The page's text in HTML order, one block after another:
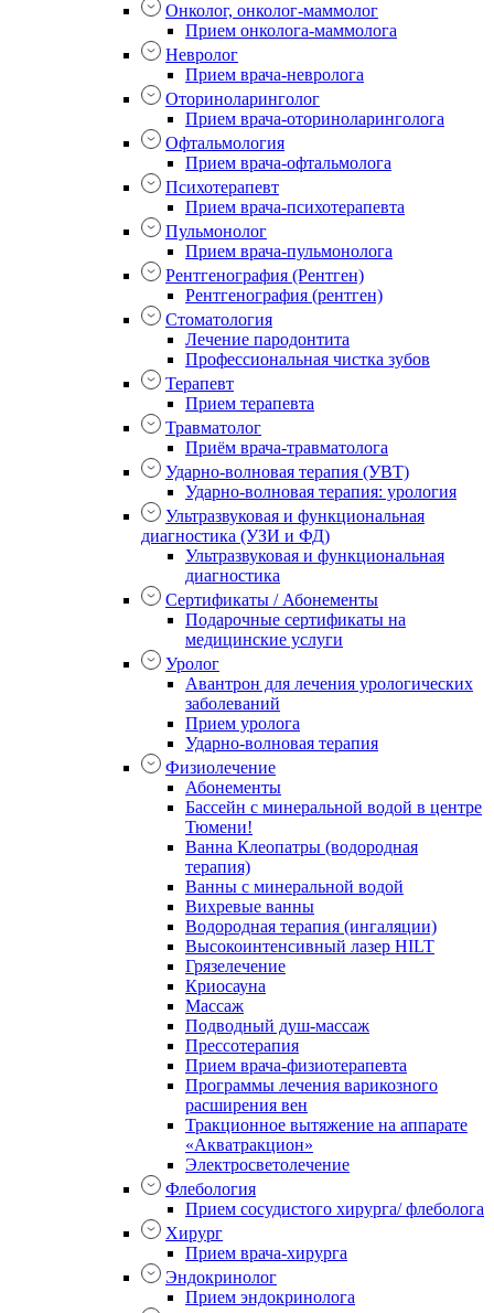
Онколог, онколог-маммолог
Прием онколога-маммолога
Невролог
Прием врача-невролога
Оториноларинголог
Прием врача-оториноларинголога
Офтальмология
Прием врача-офтальмолога
Психотерапевт
Прием врача-психотерапевта
Пульмонолог
Прием врача-пульмонолога
Рентгенография (Рентген)
Рентгенография (рентген)
Стоматология
Лечение пародонтита
Профессиональная чистка зубов
Терапевт
Прием терапевта
Травматолог
Приём врача-травматолога
Ударно-волновая терапия (УВТ)
Ударно-волновая терапия: урология
Ультразвуковая и функциональная
диагностика (УЗИ и ФД)
Ультразвуковая и функциональная
диагностика
Сертификаты / Абонементы
Подарочные сертификаты на
медицинские услуги
Уролог
Авантрон для лечения урологических
заболеваний
Прием уролога
Ударно-волновая терапия
Физиолечение
Абонементы
Бассейн с минеральной водой в центре
Тюмени!
Ванна Клеопатры (водородная
терапия)
Ванны с минеральной водой
Вихревые ванны
Водородная терапия (ингаляции)
Высокоинтенсивный лазер HILT
Грязелечение
Криосауна
Массаж
Подводный душ-массаж
Прессотерапия
Прием врача-физиотерапевта
Программы лечения варикозного
расширения вен
Тракционное вытяжение на аппарате
«Акватракцион»
Электросветолечение
Флебология
Прием сосудистого хирурга/ флеболога
Хирург
Прием врача-хирурга
Эндокринолог
Прием эндокринолога